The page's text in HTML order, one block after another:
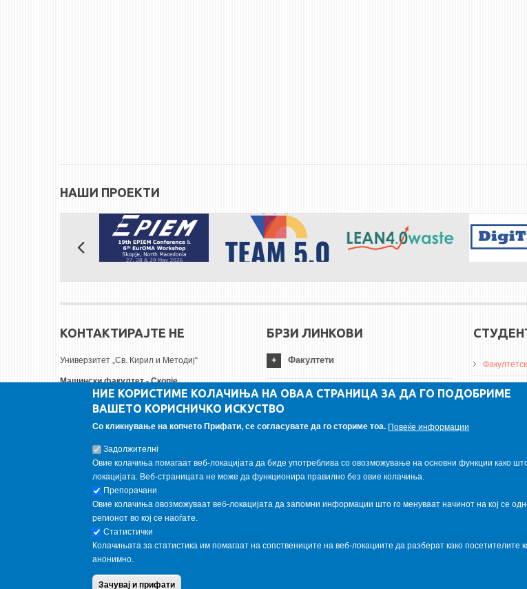
НАШИ ПРОЕКТИ
КОНТАКТИРАЈТЕ НЕ
Универзитет „Св. Кирил и Методиј“
Машински факултет - Скопје
Руѓер Бошковиќ бр.18
1000 Скопје, Република Северна Македонија
+ 389 2 3099-200
Е-пошта:contact@mf.edu.mk
FOLLOW US
Follow us on:
БРЗИ ЛИНКОВИ
Факултети
Универзитети
Институции
ДА Винчи
Copyright © 2013 Garnet All Rights Reserved. Designed by
НИЕ КОРИСТИМЕ КОЛАЧИЊА НА ОВАА СТРАНИЦА ЗА ДА ГО ПОДОБРИМЕ
ВАШЕТО КОРИСНИЧКО ИСКУСТВО
Со кликнување на копчето Прифати, се согласувате да го сториме тоа. Повеќе информации
Задолжителнi
Овие колачиња помагаат веб-локацијата да биде употреблива со овозможување на основни функции како
локацијата. Веб-страницата не може да функционира правилно без овие колачиња.
Препорачани
Овие колачиња овозможуваат веб-локацијата да запомни информации што го менуваат начинот на кој се
регионот во кој се наоѓате.
Статистички
Колачињата за статистика им помагаат на сопствениците на веб-локациите да разберат како
анонимно.
Зачувај и прифати